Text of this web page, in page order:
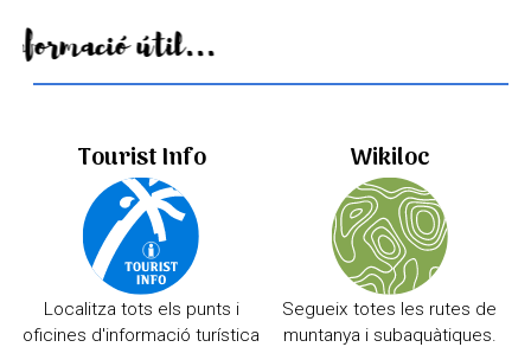
Informació útil...
Tourist Info
Localitza tots els punts i
oficines d'informació turística
Wikiloc
Segueix totes les rutes de
muntanya i subaquàtiques.